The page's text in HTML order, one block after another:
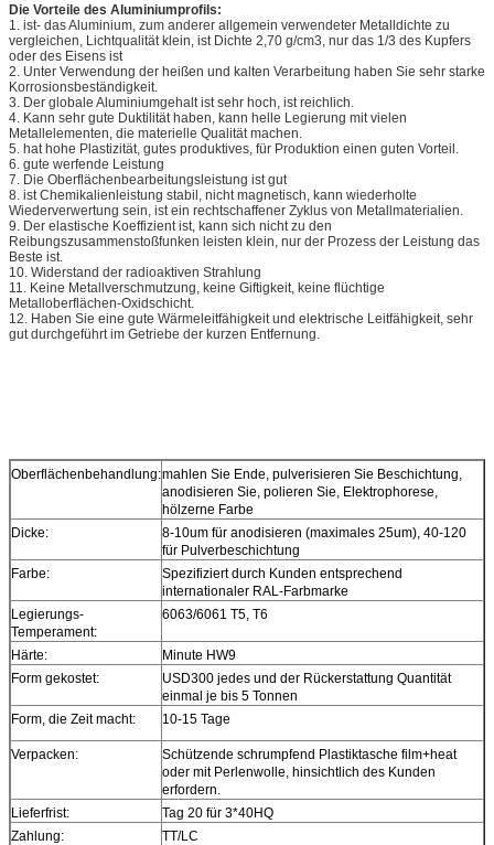
Die Vorteile des Aluminiumprofils:
1. ist- das Aluminium, zum anderer allgemein verwendeter Metalldichte zu
vergleichen, Lichtqualität klein, ist Dichte 2,70 g/cm3, nur das 1/3 des Kupfers
oder des Eisens ist
2. Unter Verwendung der heißen und kalten Verarbeitung haben Sie sehr starke
Korrosionsbeständigkeit.
3. Der globale Aluminiumgehalt ist sehr hoch, ist reichlich.
4. Kann sehr gute Duktilität haben, kann helle Legierung mit vielen
Metallelementen, die materielle Qualität machen.
5. hat hohe Plastizität, gutes produktives, für Produktion einen guten Vorteil.
6. gute werfende Leistung
7. Die Oberflächenbearbeitungsleistung ist gut
8. ist Chemikalienleistung stabil, nicht magnetisch, kann wiederholte
Wiederverwertung sein, ist ein rechtschaffener Zyklus von Metallmaterialien.
9. Der elastische Koeffizient ist, kann sich nicht zu den
Reibungszusammenstoßfunken leisten klein, nur der Prozess der Leistung das
Beste ist.
10. Widerstand der radioaktiven Strahlung
11. Keine Metallverschmutzung, keine Giftigkeit, keine flüchtige
Metalloberflächen-Oxidschicht.
12. Haben Sie eine gute Wärmeleitfähigkeit und elektrische Leitfähigkeit, sehr
gut durchgeführt im Getriebe der kurzen Entfernung.
Oberflächenbehandlung:mahlen Sie Ende, pulverisieren Sie Beschichtung,
anodisieren Sie, polieren Sie, Elektrophorese,
hölzerne Farbe
Dicke:
8-10um für anodisieren (maximales 25um), 40-120
für Pulverbeschichtung
Farbe:
Spezifiziert durch Kunden entsprechend
internationaler RAL-Farbmarke
Legierungs-
Temperament:
6063/6061 T5, T6
Härte:
Minute HW9
Form gekostet:
USD300 jedes und der Rückerstattung Quantität
einmal je bis 5 Tonnen
Form, die Zeit macht:
10-15 Tage
Verpacken:
Schützende schrumpfend Plastiktasche film+heat
oder mit Perlenwolle, hinsichtlich des Kunden
erfordern.
Lieferfrist:
Tag 20 für 3*40HQ
Zahlung:
TT/LC